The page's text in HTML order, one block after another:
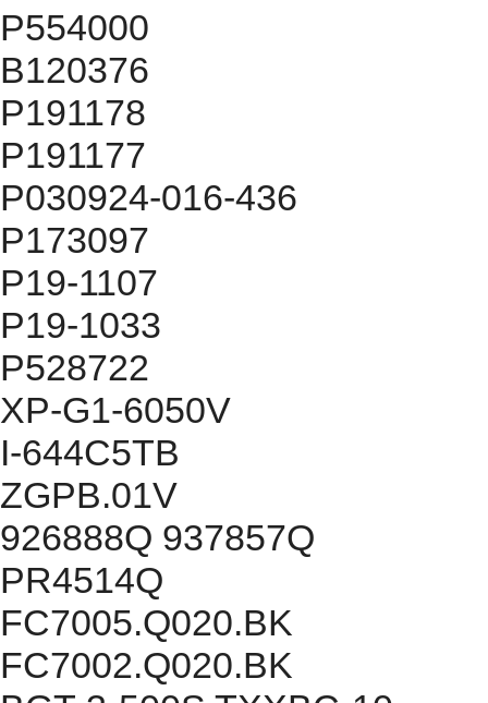
P554000
B120376
P191178
P191177
P030924-016-436
P173097
P19-1107
P19-1033
P528722
XP-G1-6050V
I-644C5TB
ZGPB.01V
926888Q 937857Q
PR4514Q
FC7005.Q020.BK
FC7002.Q020.BK